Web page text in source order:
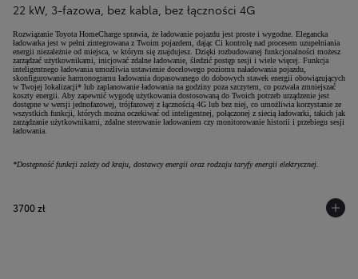
22 kW, 3-fazowa, bez kabla, bez łączności 4G
Rozwiązanie Toyota HomeCharge sprawia, że ładowanie pojazdu jest proste i wygodne. Elegancka
ładowarka jest w pełni zintegrowana z Twoim pojazdem, dając Ci kontrolę nad procesem uzupełniania
energii niezależnie od miejsca, w którym się znajdujesz. Dzięki rozbudowanej funkcjonalności możesz
zarządzać użytkownikami, inicjować zdalne ładowanie, śledzić postęp sesji i wiele więcej. Funkcja
inteligentnego ładowania umożliwia ustawienie docelowego poziomu naładowania pojazdu,
skonfigurowanie harmonogramu ładowania dopasowanego do dobowych stawek energii obowiązujących
w Twojej lokalizacji* lub zaplanowanie ładowania na godziny poza szczytem, co pozwala zmniejszać
koszty energii. Aby zapewnić wygodę użytkowania dostosowaną do Twoich potrzeb urządzenie jest
dostępne w wersji jednofazowej, trójfazowej z łącznością 4G lub bez niej, co umożliwia korzystanie ze
wszystkich funkcji, których można oczekiwać od inteligentnej, połączonej z siecią ładowarki, takich jak
zarządzanie użytkownikami, zdalne sterowanie ładowaniem czy monitorowanie historii i przebiegu sesji
ładowania.
*Dostępność funkcji zależy od kraju, dostawcy energii oraz rodzaju taryfy energii elektrycznej.
3700 zł